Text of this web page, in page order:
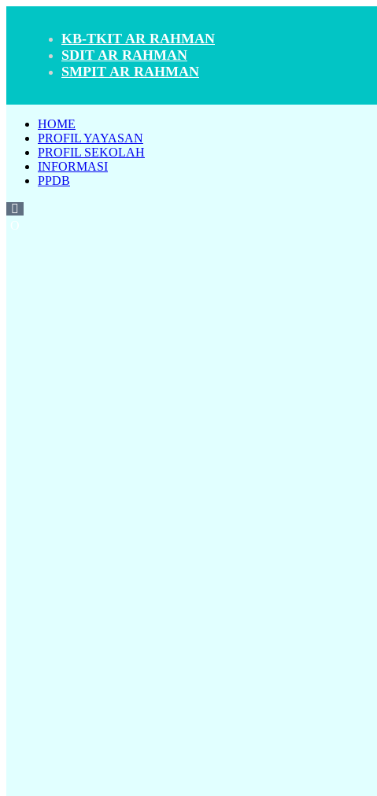
KB-TKIT AR RAHMAN
SDIT AR RAHMAN
SMPIT AR RAHMAN
HOME
PROFIL YAYASAN
PROFIL SEKOLAH
INFORMASI
PPDB